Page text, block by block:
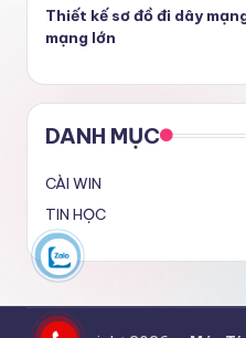
Thiết kế sơ đồ đi dây
mạng lớn
DANH MỤC
CÀI WIN
TIN HỌC